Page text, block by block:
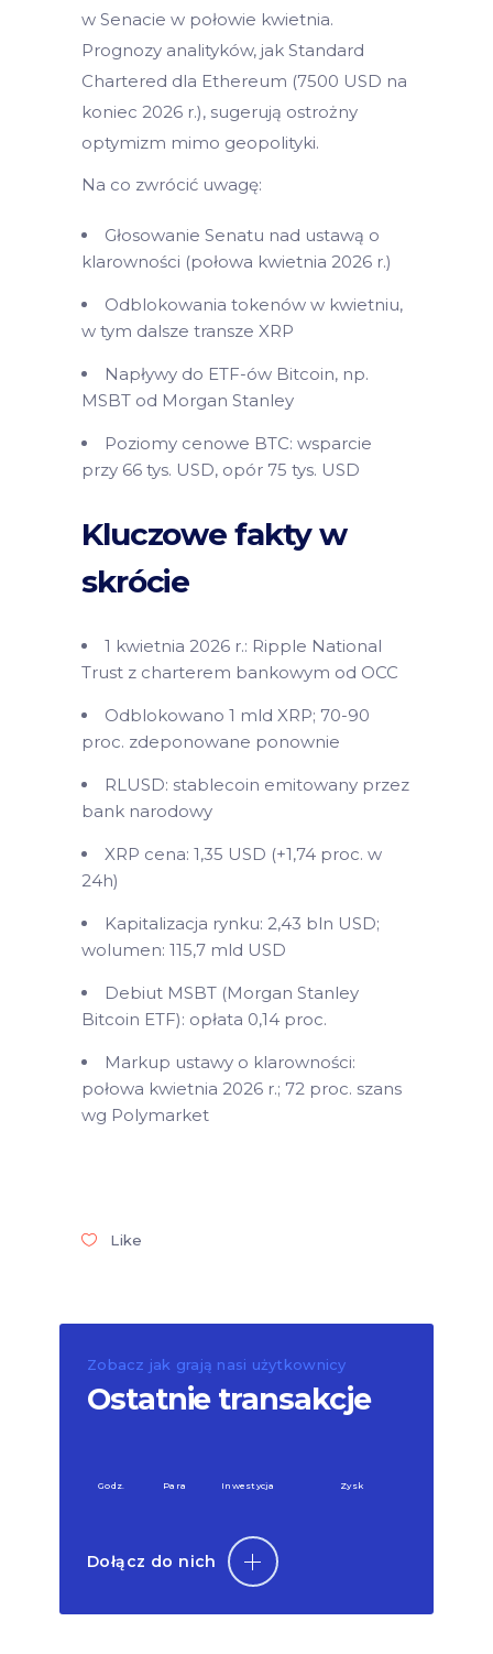
w Senacie w połowie kwietnia.
Prognozy analityków, jak Standard
Chartered dla Ethereum (7500 USD na
koniec 2026 r.), sugerują ostrożny
optymizm mimo geopolityki.
Na co zwrócić uwagę:
Głosowanie Senatu nad ustawą o
klarowności (połowa kwietnia 2026 r.)
Odblokowania tokenów w kwietniu,
w tym dalsze transze XRP
Napływy do ETF-ów Bitcoin, np.
MSBT od Morgan Stanley
Poziomy cenowe BTC: wsparcie
przy 66 tys. USD, opór 75 tys. USD
Kluczowe fakty w
skrócie
1 kwietnia 2026 r.: Ripple National
Trust z charterem bankowym od OCC
Odblokowano 1 mld XRP; 70-90
proc. zdeponowane ponownie
RLUSD: stablecoin emitowany przez
bank narodowy
XRP cena: 1,35 USD (+1,74 proc. w
24h)
Kapitalizacja rynku: 2,43 bln USD;
wolumen: 115,7 mld USD
Debiut MSBT (Morgan Stanley
Bitcoin ETF): opłata 0,14 proc.
Markup ustawy o klarowności:
połowa kwietnia 2026 r.; 72 proc. szans
wg Polymarket
Like
Zobacz jak grają nasi użytkownicy
Ostatnie transakcje
Godz. Para Inwestycja Zysk
Dołącz do nich